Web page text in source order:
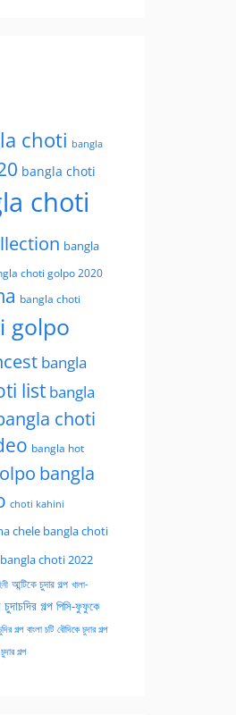
choti bangla
bangla choti
choti
bangla
choti golpo 2020
bangla choti
golpo
bangla
list bangla
choti
bangla hot
bangla
choti kahini
chele bangla choti
choti 2022
আন্টিকে চুদার গল্প খালা-
গল্প পিসি-ফুফুকে
গল্প বাংলা চটি বৌদিকে চুদার গল্প
গল্প